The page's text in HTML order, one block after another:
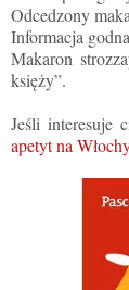
Odcedzony
Informacja
Makaron
księży”.
Jeśli interesuje
apetyt na Włochy